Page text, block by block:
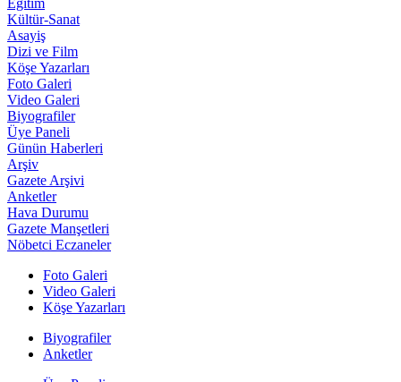
Eğitim
Kültür-Sanat
Asayiş
Dizi ve Film
Köşe Yazarları
Foto Galeri
Video Galeri
Biyografiler
Üye Paneli
Günün Haberleri
Arşiv
Gazete Arşivi
Anketler
Hava Durumu
Gazete Manşetleri
Nöbetci Eczaneler
Foto Galeri
Video Galeri
Köşe Yazarları
Biyografiler
Anketler